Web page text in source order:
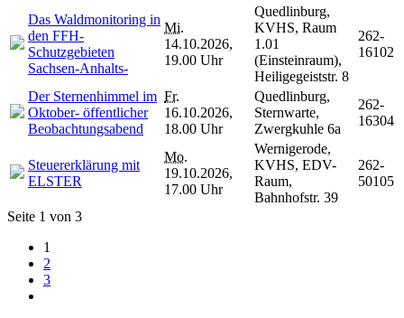
Das Waldmonitoring in
den FFH-
Schutzgebieten
Sachsen-Anhalts-
Mi.
14.10.2026,
19.00 Uhr
Quedlinburg,
KVHS, Raum
1.01
(Einsteinraum),
Heiligegeiststr. 8
262-
16102
Der Sternenhimmel im
Oktober- öffentlicher
Beobachtungsabend
Fr.
16.10.2026,
18.00 Uhr
Quedlinburg,
Sternwarte,
Zwergkuhle 6a
262-
16304
Steuererklärung mit
ELSTER
Mo.
19.10.2026,
17.00 Uhr
Wernigerode,
KVHS, EDV-
Raum,
Bahnhofstr. 39
262-
50105
Seite 1 von 3
1
2
3